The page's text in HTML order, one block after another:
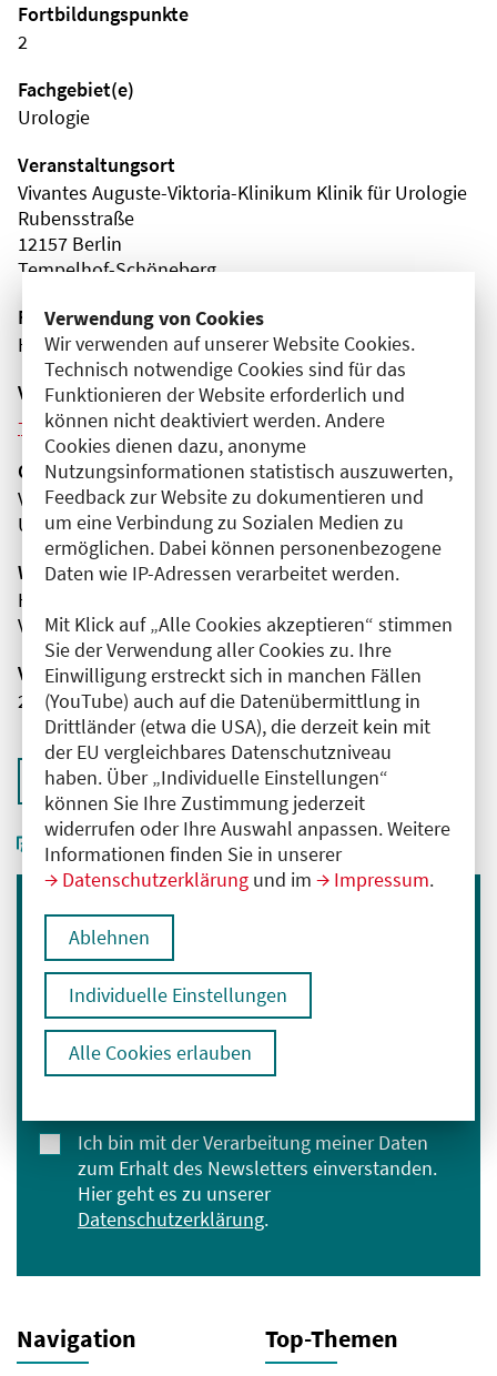
Verwendung von Cookies
Wir verwenden auf unserer Website Cookies.
Technisch notwendige Cookies sind für das
Funktionieren der Website erforderlich und
können nicht deaktiviert werden. Andere
Cookies dienen dazu, anonyme
Nutzungsinformationen statistisch auszuwerten,
Feedback zur Website zu dokumentieren und
um eine Verbindung zu Sozialen Medien zu
ermöglichen. Dabei können personenbezogene
Daten wie IP-Adressen verarbeitet werden.
Mit Klick auf „Alle Cookies akzeptieren“ stimmen
Sie der Verwendung aller Cookies zu. Ihre
Einwilligung erstreckt sich in manchen Fällen
(YouTube) auch auf die Datenübermittlung in
Drittländer (etwa die USA), die derzeit kein mit
der EU vergleichbares Datenschutzniveau
haben. Über „Individuelle Einstellungen“
können Sie Ihre Zustimmung jederzeit
widerrufen oder Ihre Auswahl anpassen. Weitere
Informationen finden Sie in unserer
Datenschutzerklärung und im Impressum.
Ablehnen
Individuelle Einstellungen
Alle Cookies erlauben
Fortbildungspunkte
2
Fachgebiet(e)
Urologie
Veranstaltungsort
Vivantes Auguste-Viktoria-Klinikum Klinik für Urologie
Rubensstraße
12157 Berlin
Tempelhof-Schöneberg
Fortbildungsformat
Hybrid
Veranstaltungsreihe
Weitere Veranstaltungen dieser Reihe (11)
Organisator(en)
Vivantes Auguste-Viktoria-Klinikum
Urologie
Wissenschaftliche Leitung
Herr MUDr. Mario Zacharias
Vivantes Auguste-Viktoria-Klinikum
Veranstaltungsnummer
2761102026020930100
Zurück zur Übersicht
Immer informiert bleiben
Melden Sie sich für unseren Newsletter an:
E-Mail-Adresse eingeben
Ich bin mit der Verarbeitung meiner Daten
zum Erhalt des Newsletters einverstanden.
Hier geht es zu unserer
Datenschutzerklärung.
Anmelden
Navigation Top-Themen